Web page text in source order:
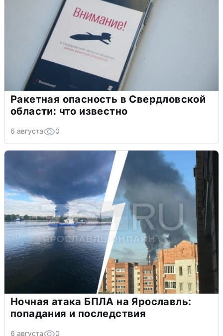
Ракетная опасность в Свердловской
области: что известно
6 августа 0
Ночная атака БПЛА на Ярославль:
попадания и последствия
6 августа 0